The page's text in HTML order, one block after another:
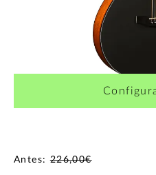
Antes:226,00€